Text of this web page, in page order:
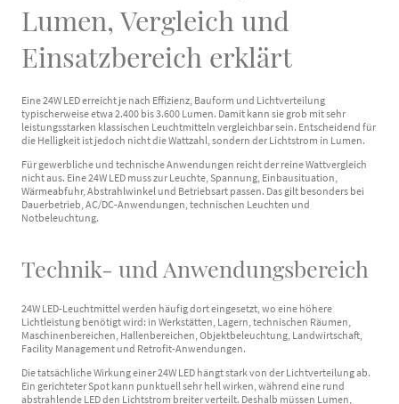
Lumen, Vergleich und
Einsatzbereich erklärt
Eine 24W LED erreicht je nach Effizienz, Bauform und Lichtverteilung
typischerweise etwa 2.400 bis 3.600 Lumen. Damit kann sie grob mit sehr
leistungsstarken klassischen Leuchtmitteln vergleichbar sein. Entscheidend für
die Helligkeit ist jedoch nicht die Wattzahl, sondern der Lichtstrom in Lumen.
Für gewerbliche und technische Anwendungen reicht der reine Wattvergleich
nicht aus. Eine 24W LED muss zur Leuchte, Spannung, Einbausituation,
Wärmeabfuhr, Abstrahlwinkel und Betriebsart passen. Das gilt besonders bei
Dauerbetrieb, AC/DC-Anwendungen, technischen Leuchten und
Notbeleuchtung.
Technik- und Anwendungsbereich
24W LED-Leuchtmittel werden häufig dort eingesetzt, wo eine höhere
Lichtleistung benötigt wird: in Werkstätten, Lagern, technischen Räumen,
Maschinenbereichen, Hallenbereichen, Objektbeleuchtung, Landwirtschaft,
Facility Management und Retrofit-Anwendungen.
Die tatsächliche Wirkung einer 24W LED hängt stark von der Lichtverteilung ab.
Ein gerichteter Spot kann punktuell sehr hell wirken, während eine rund
abstrahlende LED den Lichtstrom breiter verteilt. Deshalb müssen Lumen,